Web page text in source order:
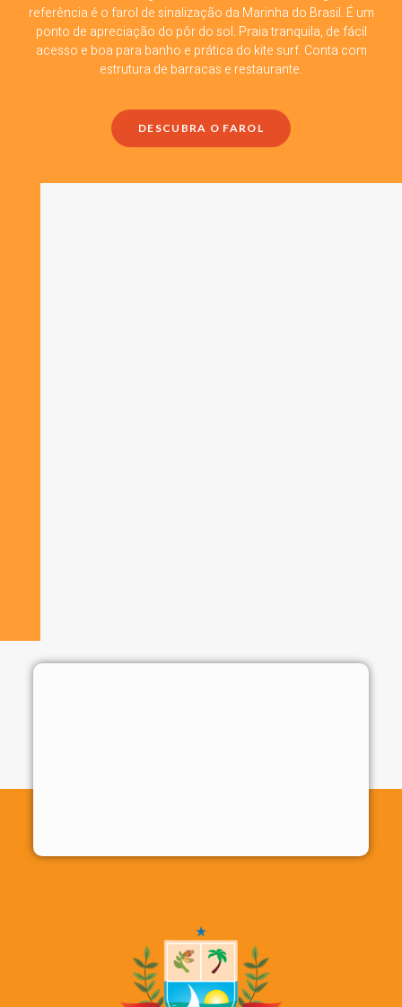
referência é o farol de sinalização da Marinha do Brasil. É um
ponto de apreciação do pôr do sol. Praia tranquila, de fácil
acesso e boa para banho e prática do kite surf. Conta com
estrutura de barracas e restaurante.
DESCUBRA O FAROL